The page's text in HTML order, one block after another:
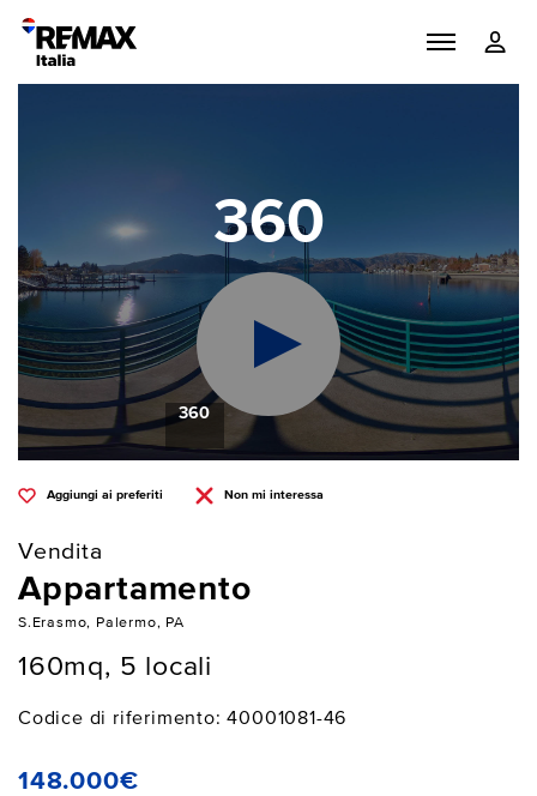
360
360
Aggiungi ai preferiti Non mi interessa
Vendita
Appartamento
S.Erasmo, Palermo, PA
160mq, 5 locali
Codice di riferimento: 40001081-46
148.000€